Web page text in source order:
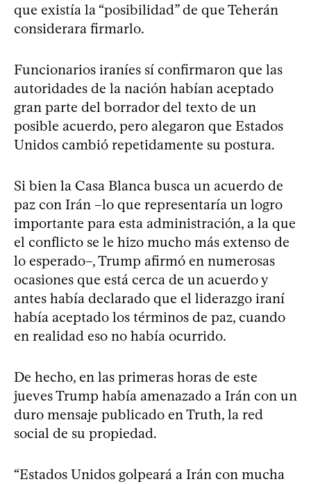
que existía la “posibilidad” de que Teherán
considerara firmarlo.
Funcionarios iraníes sí confirmaron que las
autoridades de la nación habían aceptado
gran parte del borrador del texto de un
posible acuerdo, pero alegaron que Estados
Unidos cambió repetidamente su postura.
Si bien la Casa Blanca busca un acuerdo de
paz con Irán –lo que representaría un logro
importante para esta administración, a la que
el conflicto se le hizo mucho más extenso de
lo esperado–, Trump afirmó en numerosas
ocasiones que está cerca de un acuerdo y
antes había declarado que el liderazgo iraní
había aceptado los términos de paz, cuando
en realidad eso no había ocurrido.
De hecho, en las primeras horas de este
jueves Trump había amenazado a Irán con un
duro mensaje publicado en Truth, la red
social de su propiedad.
“Estados Unidos golpeará a Irán con mucha